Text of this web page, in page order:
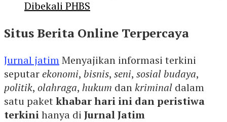
Dibekali PHBS
Situs Berita Online Terpercaya
Jurnal jatimMenyajikan informasi terkini
seputarekonomi, bisnis, seni, sosial budaya,
politik, olahraga, hukum dankriminal dalam
satu paketkhabar hari ini dan peristiwa
terkinihanya di Jurnal Jatim